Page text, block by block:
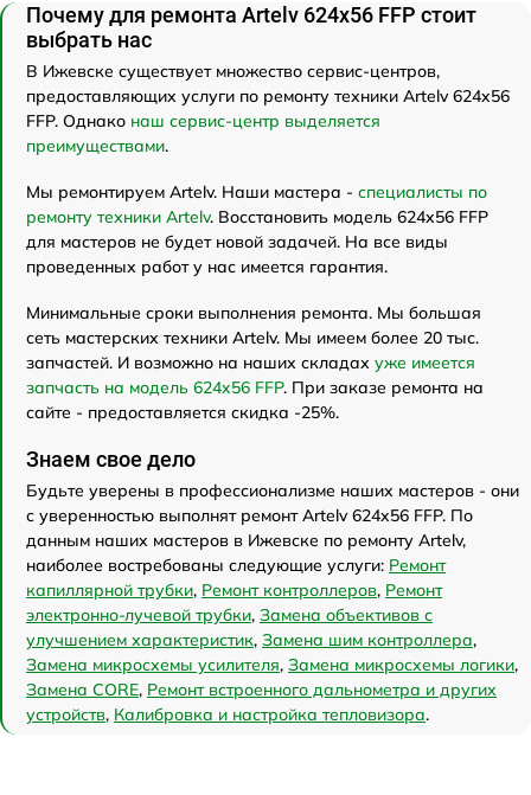
Почему для ремонта Artelv 624x56 FFP стоит
выбрать нас
В Ижевске существует множество сервис-центров,
предоставляющих услуги по ремонту техники Artelv 624x56
FFP. Однако наш сервис-центр выделяется
преимуществами.
Мы ремонтируем Artelv. Наши мастера - специалисты по
ремонту техники Artelv. Восстановить модель 624x56 FFP
для мастеров не будет новой задачей. На все виды
проведенных работ у нас имеется гарантия.
Минимальные сроки выполнения ремонта. Мы большая
сеть мастерских техники Artelv. Мы имеем более 20 тыс.
запчастей. И возможно на наших складах уже имеется
запчасть на модель 624x56 FFP. При заказе ремонта на
сайте - предоставляется скидка -25%.
Знаем свое дело
Будьте уверены в профессионализме наших мастеров - они
с уверенностью выполнят ремонт Artelv 624x56 FFP. По
данным наших мастеров в Ижевске по ремонту Artelv,
наиболее востребованы следующие услуги: Ремонт
капиллярной трубки, Ремонт контроллеров, Ремонт
электронно-лучевой трубки, Замена объективов с
улучшением характеристик, Замена шим контроллера,
Замена микросхемы усилителя, Замена микросхемы логики,
Замена CORE, Ремонт встроенного дальнометра и других
устройств, Калибровка и настройка тепловизора.